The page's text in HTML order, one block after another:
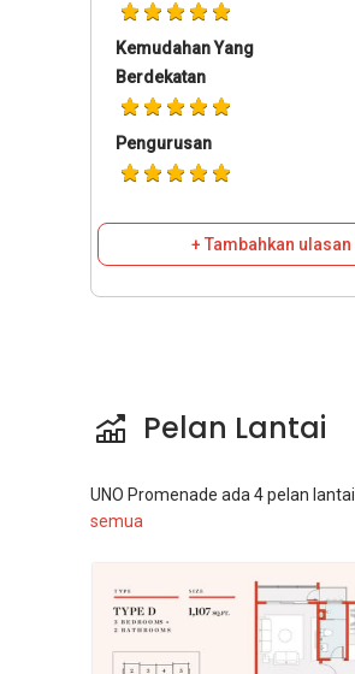
Kemudahan Yang
Berdekatan
Pengurusan
+ Tambahkan ulasan
Pelan Lantai
UNO Promenade ada 4pelan lantai
semua